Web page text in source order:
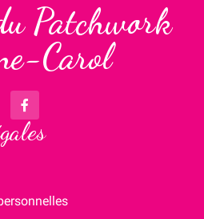
Patchwork
Carol